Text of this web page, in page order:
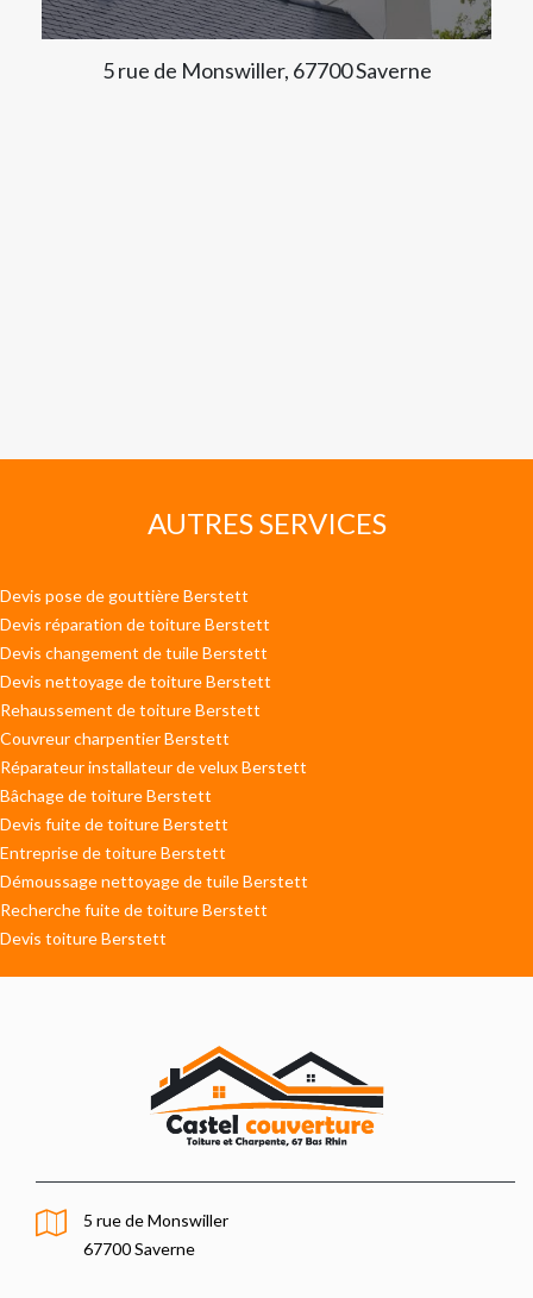
5 rue de Monswiller, 67700 Saverne
AUTRES SERVICES
Devis pose de gouttière Berstett
Devis réparation de toiture Berstett
Devis changement de tuile Berstett
Devis nettoyage de toiture Berstett
Rehaussement de toiture Berstett
Couvreur charpentier Berstett
Réparateur installateur de velux Berstett
Bâchage de toiture Berstett
Devis fuite de toiture Berstett
Entreprise de toiture Berstett
Démoussage nettoyage de tuile Berstett
Recherche fuite de toiture Berstett
Devis toiture Berstett
5 rue de Monswiller
67700 Saverne